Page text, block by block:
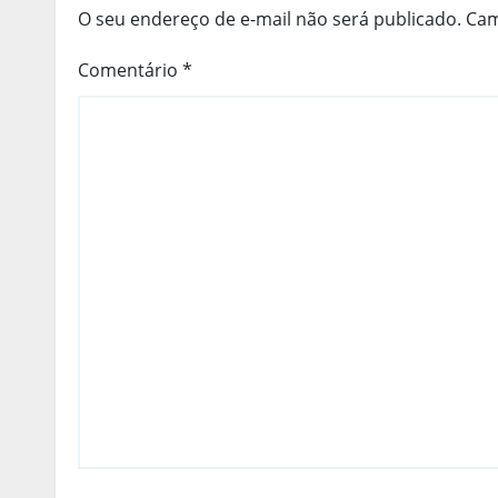
O seu endereço de e-mail não será publicado.
Comentário *